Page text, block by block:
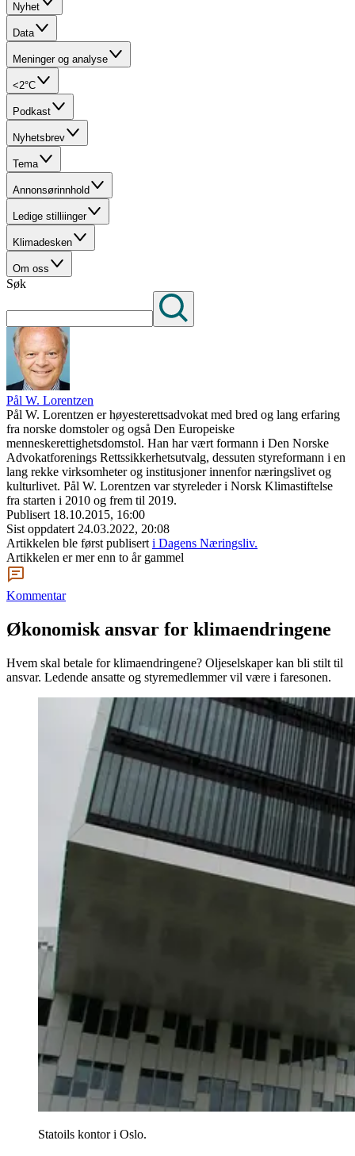
Nyhet
Data
Meninger og analyse
<2°C
Podkast
Nyhetsbrev
Tema
Annonsørinnhold
Ledige stilliinger
Klimadesken
Om oss
Søk
Pål W. Lorentzen
Pål W. Lorentzen er høyesterettsadvokat med bred og lang erfaring
fra norske domstoler og også Den Europeiske
menneskerettighetsdomstol. Han har vært formann i Den Norske
Advokatforenings Rettssikkerhetsutvalg, dessuten styreformann i en
lang rekke virksomheter og institusjoner innenfor næringslivet og
kulturlivet. Pål W. Lorentzen var styreleder i Norsk Klimastiftelse
fra starten i 2010 og frem til 2019.
Publisert 18.10.2015, 16:00
Sist oppdatert 24.03.2022, 20:08
Artikkelen ble først publisert i Dagens Næringsliv.
Artikkelen er mer enn to år gammel
Kommentar
Økonomisk ansvar for klimaendringene
Hvem skal betale for klimaendringene? Oljeselskaper kan bli stilt til
ansvar. Ledende ansatte og styremedlemmer vil være i faresonen.
Statoils kontor i Oslo.